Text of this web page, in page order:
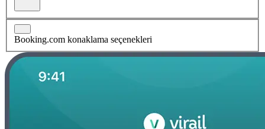
Booking.com konaklama seçenekleri